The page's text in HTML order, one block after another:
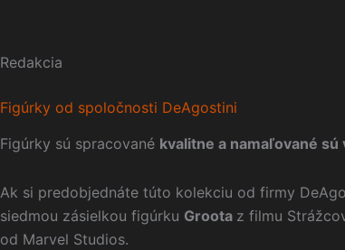
Redakcia
Figúrky od spoločnosti DeAgostini
Figúrky sú spracované kvalitne a namaľované sú
Ak si predobjednáte túto kolekciu od firmy
siedmou zásielkou figúrku Groota z filmu
od Marvel Studios.